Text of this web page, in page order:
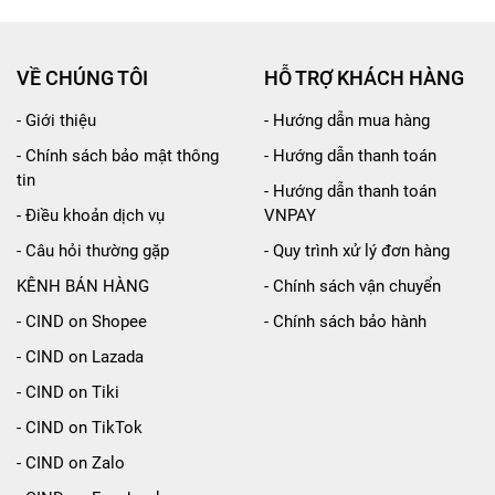
quả.
hương hiệu quả.
trước giúp mùi hương nước hoa trong ô tô lan tỏa
hoa sang trọng đẳng cấp cho cơ thể người.
chứa các thành phần độc hại nên bạn có thể yên
nước hoa tốt hơn, tránh đổ vỡ, rơi trong quá trình di
giọt nước hoa cuối cùng.
BLANG LIQUID VF L814 Aquatic Marine
VỀ CHÚNG TÔI
- Giới thiệu
- Chính sách bảo mật thông
tin
- Điều khoản dịch vụ
- Câu hỏi thường gặp
KÊNH BÁN HÀNG
- CIND on Shopee
- CIND on Lazada
- CIND on Tiki
- CIND on TikTok
- CIND on Zalo
HỖ TRỢ KHÁCH HÀNG
- Hướng dẫn mua hàng
- Hướng dẫn thanh toán
- Hướng dẫn thanh toán
VNPAY
- Quy trình xử lý đơn hàng
- Chính sách vận chuyển
- Chính sách bảo hành